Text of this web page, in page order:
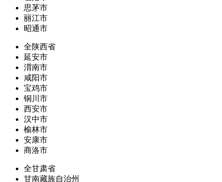
思茅市
丽江市
昭通市
全陕西省
延安市
渭南市
咸阳市
宝鸡市
铜川市
西安市
汉中市
榆林市
安康市
商洛市
全甘肃省
甘南藏族自治州